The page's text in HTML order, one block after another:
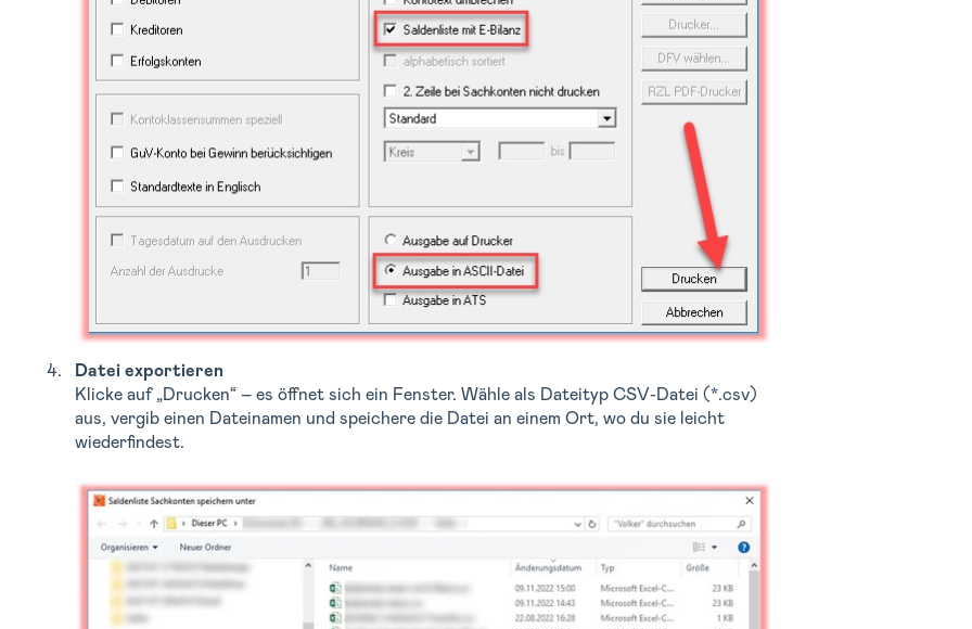
Datei exportieren
Klicke auf „Drucken“ – es öffnet sich ein Fenster. Wähle als Dateityp CSV-Datei (*.csv)
aus, vergib einen Dateinamen und speichere die Datei an einem Ort, wo du sie leicht
wiederfindest.